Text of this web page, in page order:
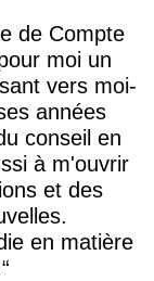
de Compte
moi un
vers moi-
années
conseil en
à m'ouvrir
et des
en matière